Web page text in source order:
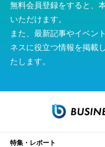
無料会員登録をすると、
いただけます。
また、最新記事やイベン
ネスに役立つ情報を掲載
たします。
特集・レポート